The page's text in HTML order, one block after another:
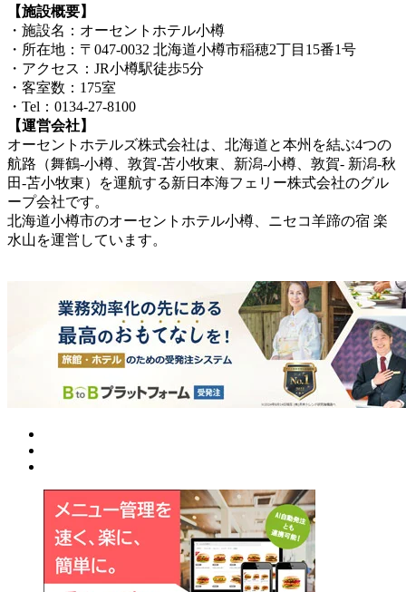
【施設概要】
・施設名：オーセントホテル小樽
・所在地：〒047-0032 北海道小樽市稲穂2丁目15番1号
・アクセス：JR小樽駅徒歩5分
・客室数：175室
・Tel：0134-27-8100
【運営会社】
オーセントホテルズ株式会社は、北海道と本州を結ぶ4つの
航路（舞鶴‐小樽、敦賀‐苫小牧東、新潟‐小樽、敦賀‐ 新潟‐秋
田‐苫小牧東）を運航する新日本海フェリー株式会社のグル
ープ会社です。
北海道小樽市のオーセントホテル小樽、ニセコ羊蹄の宿 楽
水山を運営しています。